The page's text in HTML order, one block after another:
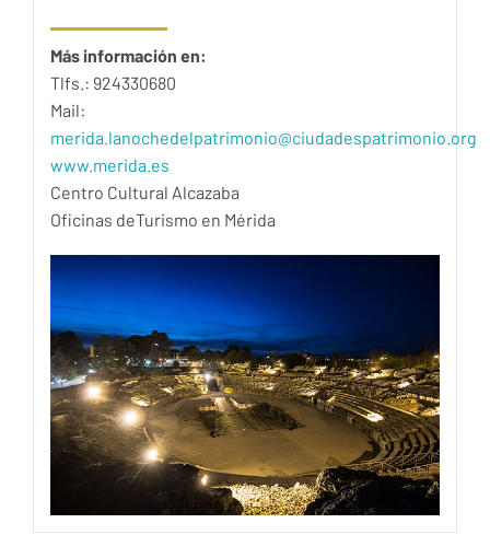
Más información en:
Tlfs.: 924330680
Mail:
merida.lanochedelpatrimonio@ciudadespatrimonio.org
www.merida.es
Centro Cultural Alcazaba
Oficinas deTurismo en Mérida